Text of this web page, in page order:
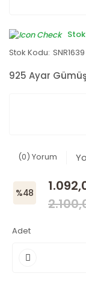
Stok Kodu: SNR1639
925 Ayar
(0) Yorum
%48
Adet